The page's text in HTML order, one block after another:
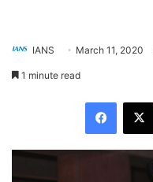
IANS March 11, 2020
1 minute read